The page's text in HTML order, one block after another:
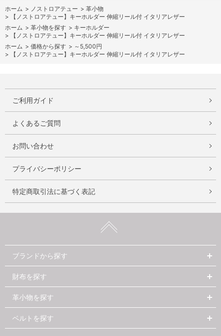
ホーム > ノストロアテュー > 革小物
>
【ノストロアテュー】キーホルダー 伸縮リール付 イタリアレザー
ホーム > 革小物を探す > キーホルダー
>
【ノストロアテュー】キーホルダー 伸縮リール付 イタリアレザー
ホーム > 価格から探す > ～5,500円
>
【ノストロアテュー】キーホルダー 伸縮リール付 イタリアレザー
ご利用ガイド
よくあるご質問
お問い合わせ
プライバシーポリシー
特定商取引法に基づく表記
ブランドから探す
財布を探す
革小物を探す
ベルトを探す